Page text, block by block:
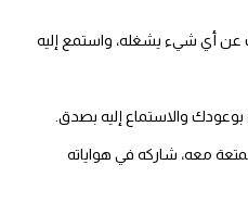
أي شيء يشغله، واستمع إليه
بوعودك والاستماع إليه بصدق.
معه، شاركه في هواياته